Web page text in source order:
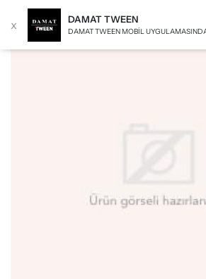
x DAMAT TWEEN
DAMAT TWEEN MOBIL